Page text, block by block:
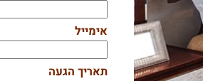
אימייל
תאריך הגעה